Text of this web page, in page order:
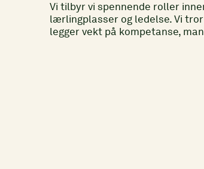
Vi tilbyr vi spennende roller
lærlingplasser og ledelse. Vi
legger vekt på kompetanse,